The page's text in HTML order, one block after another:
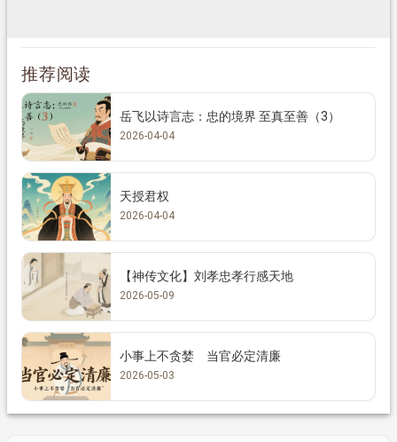
推荐阅读
岳飞以诗言志：忠的境界 至真至善（3）
2026-04-04
天授君权
2026-04-04
【神传文化】刘孝忠孝行感天地
2026-05-09
小事上不贪婪 当官必定清廉
2026-05-03